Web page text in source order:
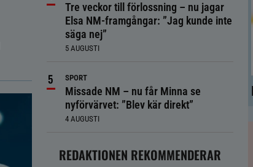
Tre veckor till förlossning – nu jagar
Elsa NM-framgångar: ”Jag kunde inte
säga nej”
5 AUGUSTI
SPORT
Missade NM – nu får Minna se
nyförvärvet: ”Blev kär direkt”
4 AUGUSTI
REDAKTIONEN REKOMMENDERAR